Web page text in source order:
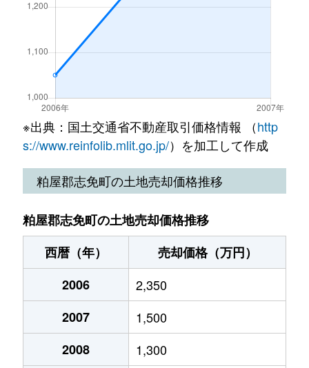
43,000万円
南里
南里
大字吉原
3,300万円 福岡空港
徒歩1時間
大字吉原
3,300万円 福岡空港 徒歩1時間
※出典：国土交通省不動産取引価格情報 （http
s://www.reinfolib.mlit.go.jp/）を加工して作成
粕屋郡志免町の土地売却価格推移
粕屋郡志免町の土地売却価格推移
西暦（年）
売却価格（万円）
2006
2,350
2007
1,500
2008
1,300